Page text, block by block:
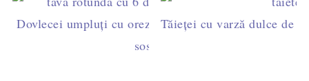
Dovlecei umpluţi cu orez și ciuperci - rețetă simplă
sos de roșii aromat
Tăieței cu varză dulce de